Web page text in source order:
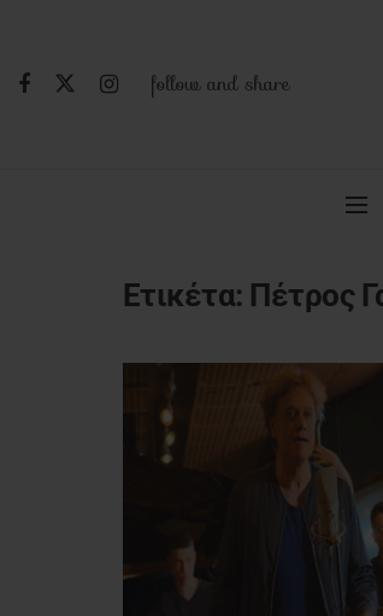
follow and share
Ετικέτα: Πέτρος